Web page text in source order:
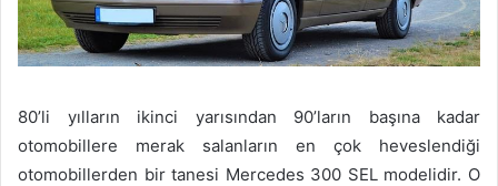
80’li yılların ikinci yarısından 90’ların başına kadar
otomobillere merak salanların en çok heveslendiği
otomobillerden bir tanesi Mercedes 300 SEL modelidir. O